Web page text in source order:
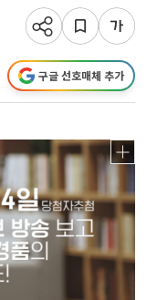
구글 선호매체 추가